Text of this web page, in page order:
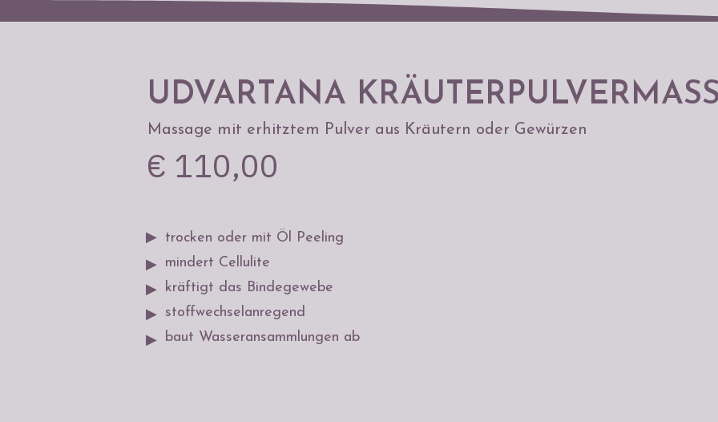
UDVARTANA
Massage mit erhitztem Pulver aus Kräutern oder Gewürzen
€ 110,00
▶
▶
▶
▶
▶
trocken oder mit Öl Peeling
mindert Cellulite
kräftigt das Bindegewebe
stoffwechselanregend
baut Wasseransammlungen ab